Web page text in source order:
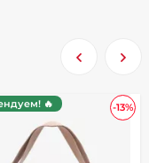
-13%
🔥